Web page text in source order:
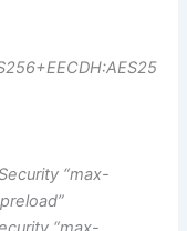
“max-